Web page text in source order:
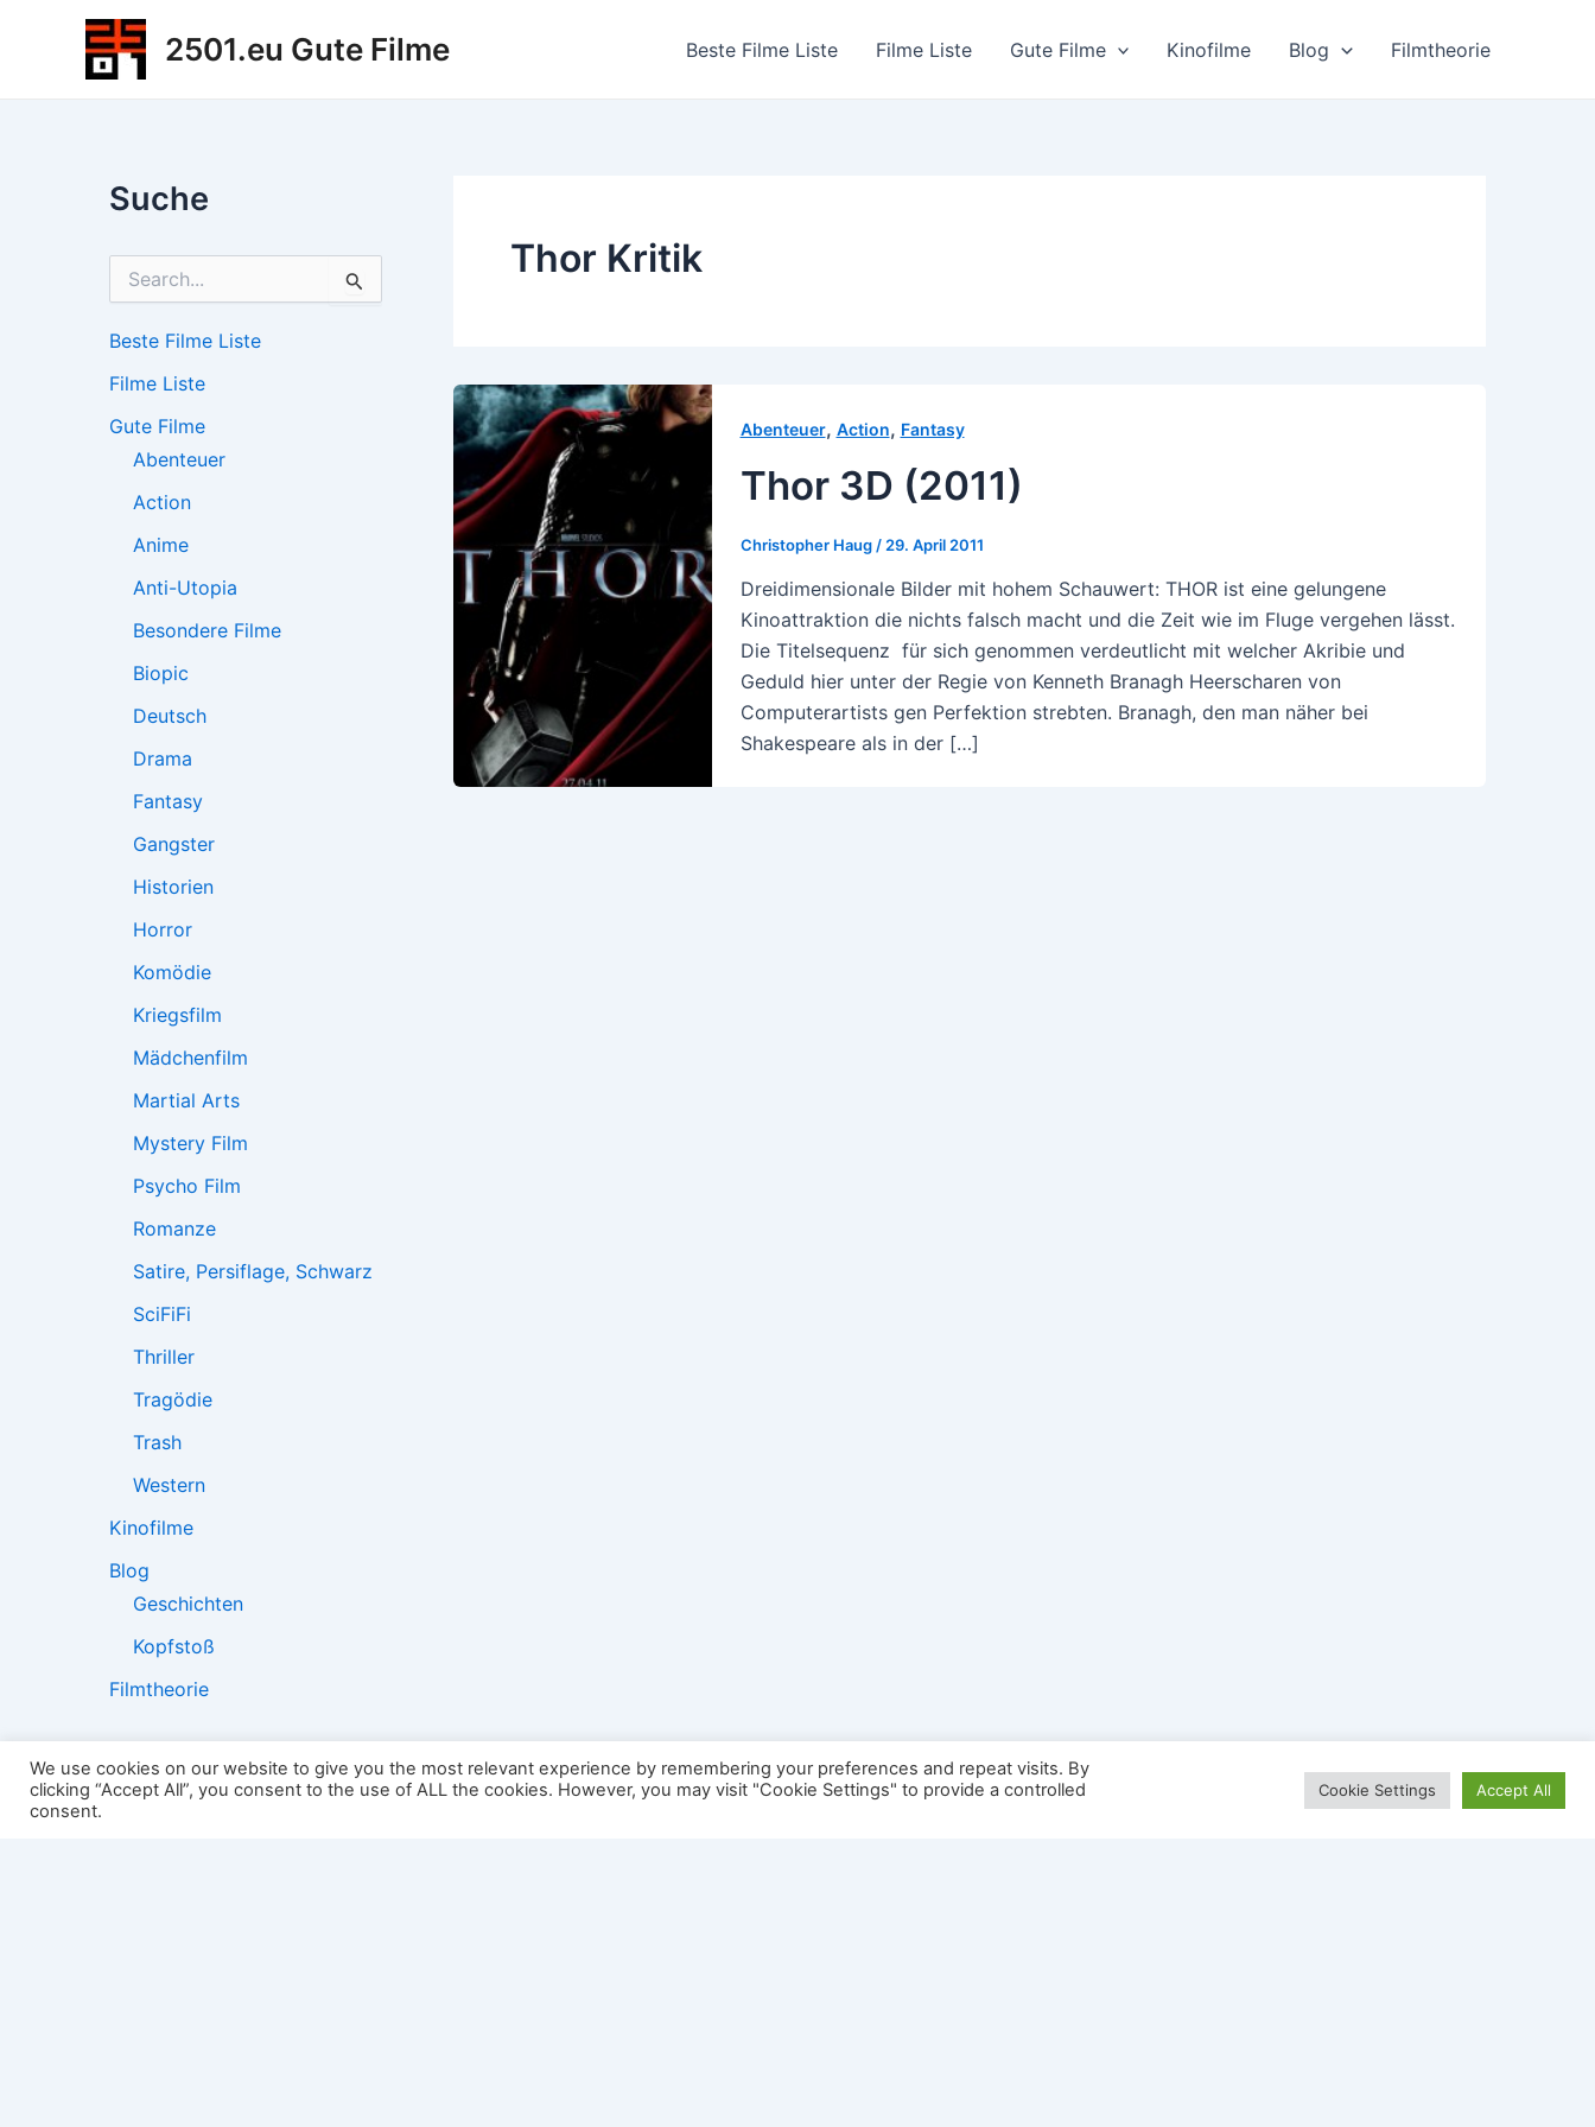
2501.eu Gute Filme Beste Filme Liste Filme Liste Gute Filme Kinofilme Blog Filmtheorie
Suche
h
n
a
Beste Filme Liste
Filme Liste
Gute Filme
Abenteuer
Action
Anime
Anti-Utopia
Besondere Filme
Biopic
Deutsch
Drama
Fantasy
Gangster
Historien
Horror
Komödie
Kriegsfilm
Mädchenfilm
Martial Arts
Mystery Film
Psycho Film
Romanze
Satire, Persiflage, Schwarz
SciFiFi
Thriller
Tragödie
Trash
Western
Kinofilme
Blog
Geschichten
Kopfstoß
Filmtheorie
Thor Kritik
Abenteuer, Action, Fantasy
Thor 3D (2011)
Christopher Haug / 29. April 2011
Dreidimensionale Bilder mit hohem Schauwert: THOR ist eine gelungene
Kinoattraktion die nichts falsch macht und die Zeit wie im Fluge vergehen lässt.
Die Titelsequenz für sich genommen verdeutlicht mit welcher Akribie und
Geduld hier unter der Regie von Kenneth Branagh Heerscharen von
Computerartists gen Perfektion strebten. Branagh, den man näher bei
Shakespeare als in der […]
2501:
We use cookies on our website to give you the most relevant experience by remembering your preferences and repeat visits. By
clicking “Accept All”, you consent to the use of ALL the cookies. However, you may visit "Cookie Settings" to provide a controlled
consent.
Cookie Settings Accept All